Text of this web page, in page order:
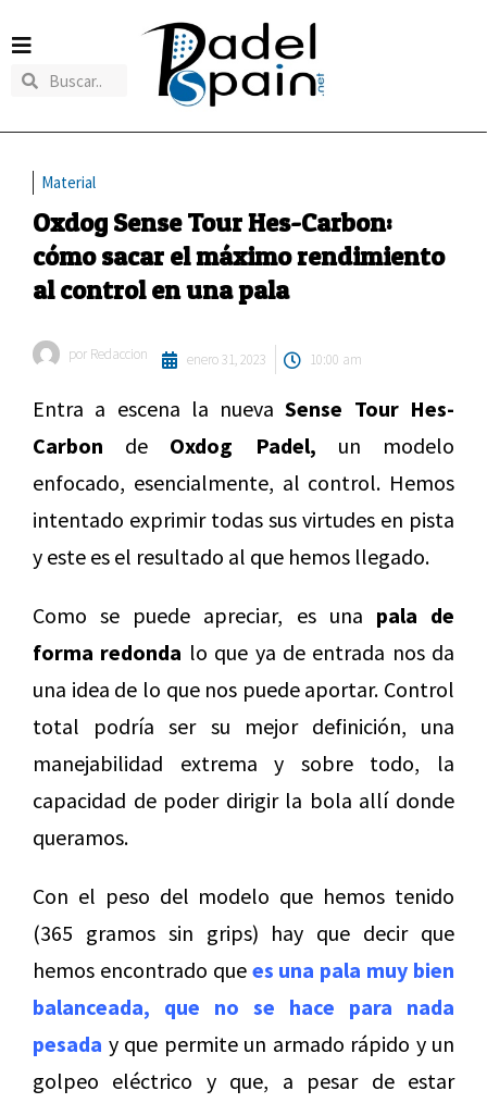
Material
Oxdog Sense Tour Hes-Carbon:
cómo sacar el máximo rendimiento
al control en una pala
por Redaccion enero 31, 2023 10:00 am
Entra a escena la nuevaSense Tour Hes-
Carbon de Oxdog Padel, un modelo
enfocado, esencialmente, al control. Hemos
intentado exprimir todas sus virtudes en pista
y este es el resultado al que hemos llegado.
Como se puede apreciar, es una pala de
forma redonda lo que ya de entrada nos da
una idea de lo que nos puede aportar. Control
total podría ser su mejor definición, una
manejabilidad extrema y sobre todo, la
capacidad de poder dirigir la bola allí donde
queramos.
Con el peso del modelo que hemos tenido
(365 gramos sin grips) hay que decir que
hemos encontrado que es una pala muy bien
balanceada, que no se hace para nada
pesada y que permite un armado rápido y un
golpeo eléctrico y que, a pesar de estar